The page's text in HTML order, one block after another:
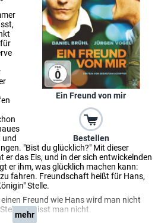
Ein Freund von mir
Bestellen
und
"Bist du glücklich?" Mit dieser
er das Eis, und in der sich entwickelnden
er ihm, was glücklich machen kann:
fahren. Freundschaft heißt für Hans,
Stelle.
Freund wie Hans wird man nicht
vergisst man nicht.
mehr